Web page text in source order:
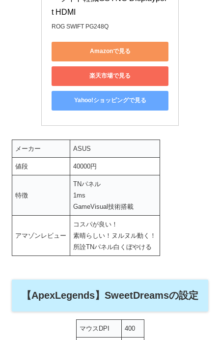
t HDMI
ROG SWIFT PG248Q
Amazonで見る
楽天市場で見る
Yahoo!ショッピングで見る
メーカー ASUS
値段 40000円
特徴
TNパネル
1ms
GameVisual技術搭載
アマゾンレビュー
コスパが良い！
素晴らしい！ヌルヌル動く！
所詮TNパネル白くぼやける
【ApexLegends】SweetDreamsの設定
マウスDPI 400